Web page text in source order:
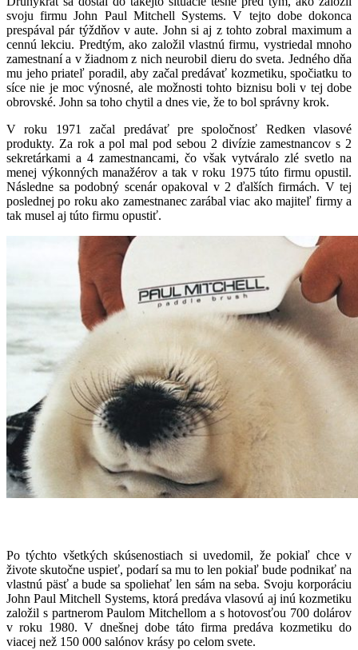
svoju firmu John Paul Mitchell Systems. V tejto dobe dokonca
prespával pár týždňov v aute. John si aj z tohto zobral maximum a
cennú lekciu. Predtým, ako založil vlastnú firmu, vystriedal mnoho
zamestnaní a v žiadnom z nich neurobil dieru do sveta. Jedného dňa
mu jeho priateľ poradil, aby začal predávať kozmetiku, spočiatku to
síce nie je moc výnosné, ale možnosti tohto biznisu boli v tej dobe
obrovské. John sa toho chytil a dnes vie, že to bol správny krok.
V roku 1971 začal predávať pre spoločnosť Redken vlasové
produkty. Za rok a pol mal pod sebou 2 divízie zamestnancov s 2
sekretárkami a 4 zamestnancami, čo však vytváralo zlé svetlo na
menej výkonných manažérov a tak v roku 1975 túto firmu opustil.
Následne sa podobný scenár opakoval v 2 ďalších firmách. V tej
poslednej po roku ako zamestnanec zarábal viac ako majiteľ firmy a
tak musel aj túto firmu opustiť.
Po týchto všetkých skúsenostiach si uvedomil, že pokiaľ chce v
živote skutočne uspieť, podarí sa mu to len pokiaľ bude podnikať na
vlastnú päsť a bude sa spoliehať len sám na seba. Svoju korporáciu
John Paul Mitchell Systems, ktorá predáva vlasovú aj inú kozmetiku
založil s partnerom Paulom Mitchellom a s hotovosťou 700 dolárov
v roku 1980. V dnešnej dobe táto firma predáva kozmetiku do
viacej než 150 000 salónov krásy po celom svete.